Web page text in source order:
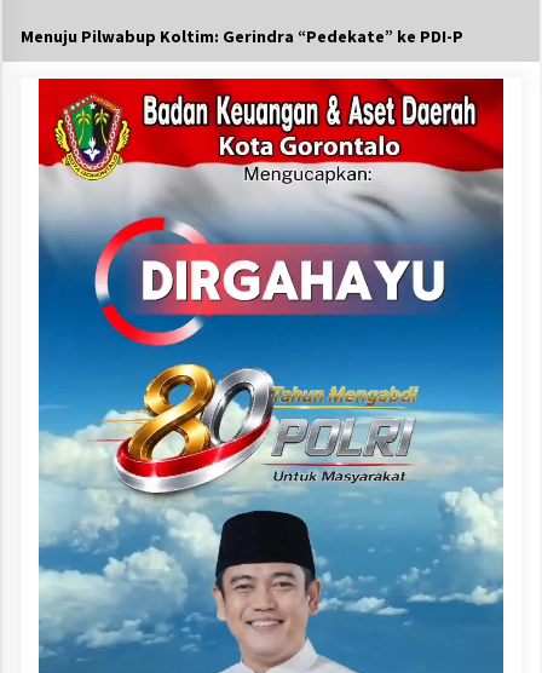
Menuju Pilwabup Koltim: Gerindra “Pedekate” ke PDI-P